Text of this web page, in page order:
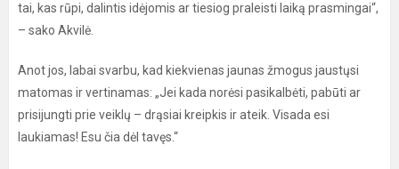
tai, kas rūpi, dalintis idėjomis ar tiesiog praleisti laiką prasmingai“,
– sako Akvilė.
Anot jos, labai svarbu, kad kiekvienas jaunas žmogus jaustųsi
matomas ir vertinamas: „Jei kada norėsi pasikalbėti, pabūti ar
prisijungti prie veiklų – drąsiai kreipkis ir ateik. Visada esi
laukiamas! Esu čia dėl tavęs.“